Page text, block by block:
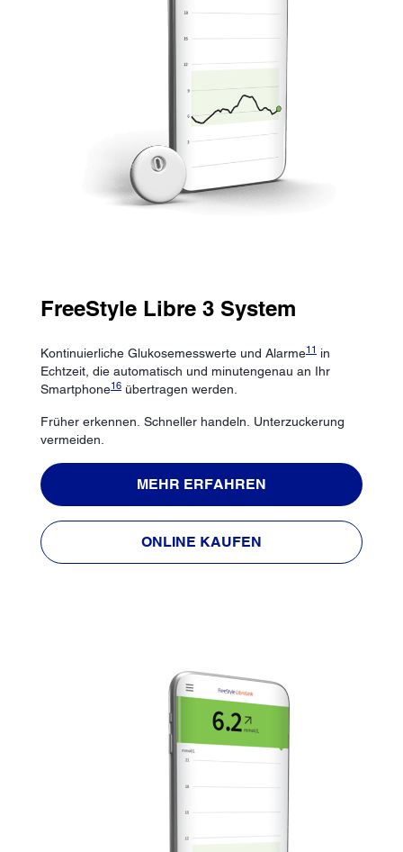
FreeStyle Libre 3 System
Kontinuierliche Glukosemesswerte und Alarme11 in
Echtzeit, die automatisch und minutengenau an Ihr
Smartphone16 übertragen werden.
Früher erkennen. Schneller handeln. Unterzuckerung
vermeiden.
MEHR ERFAHREN
ONLINE KAUFEN